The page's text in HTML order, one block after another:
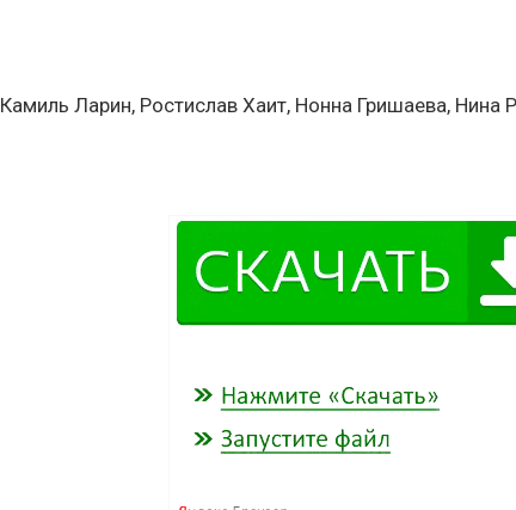
Ларин, Ростислав Хаит, Нонна Гришаева,